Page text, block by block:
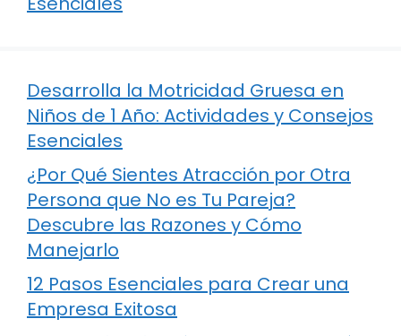
Desarrolla la Motricidad Gruesa en
Niños de 1 Año: Actividades y Consejos
Esenciales
¿Por Qué Sientes Atracción por Otra
Persona que No es Tu Pareja?
Descubre las Razones y Cómo
Manejarlo
12 Pasos Esenciales para Crear una
Empresa Exitosa